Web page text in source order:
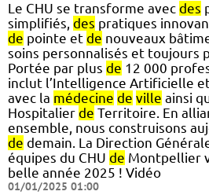
Le CHU se transforme avec des
simplifiés, des pratiques
de pointe et de nouveaux
soins personnalisés et toujours
Portée par plus de 12 000
inclut l’Intelligence Artificielle
avec la médecine de ville ainsi
Hospitalier de Territoire. En
ensemble, nous construisons
de demain. La Direction
équipes du CHU de Montpellier
belle année 2025 ! Vidéo
01/01/2025 01:00